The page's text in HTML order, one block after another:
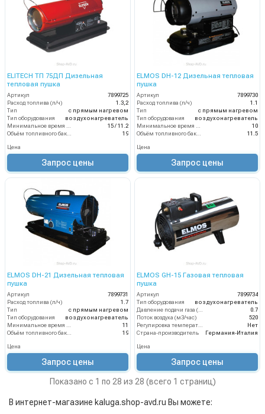
ELITECH ТП 75ДП Дизельная
тепловая пушка
Артикул
7899725
Расход топлива (л/ч)
1.3,2
Тип
с прямым нагревом
Тип оборудования
воздухонагреватель
15 / 11.2
19
Цена
Запрос цены
ELMOS DH-12 Дизельная тепловая
пушка
Артикул
7899730
Расход топлива (л/ч)
1.1
Тип
с прямым нагревом
Тип оборудования
воздухонагреватель
10
11.5
Цена
Запрос цены
ELMOS DH-21 Дизельная тепловая
пушка
Артикул
7899731
Расход топлива (л/ч)
1.7
Тип
с прямым нагревом
Тип оборудования
воздухонагреватель
11
19
Цена
Запрос цены
ELMOS GH-15 Газовая тепловая
пушка
Артикул
7899734
Тип оборудования
воздухонагреватель
0.7
Поток воздуха (м3/час)
520
Нет
Страна-производитель
Германия-Италия
Цена
Запрос цены
Показано с 1 по 28 из 28 (всего 1 страниц)
В интернет-магазине kaluga.shop-avd.ru Вы можете: